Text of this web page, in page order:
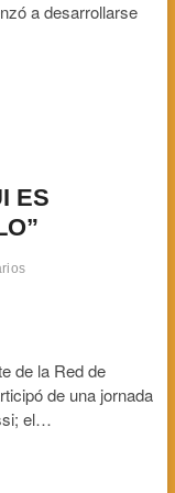
a desarrollarse
ES
de la Red de
de una jornada
el…